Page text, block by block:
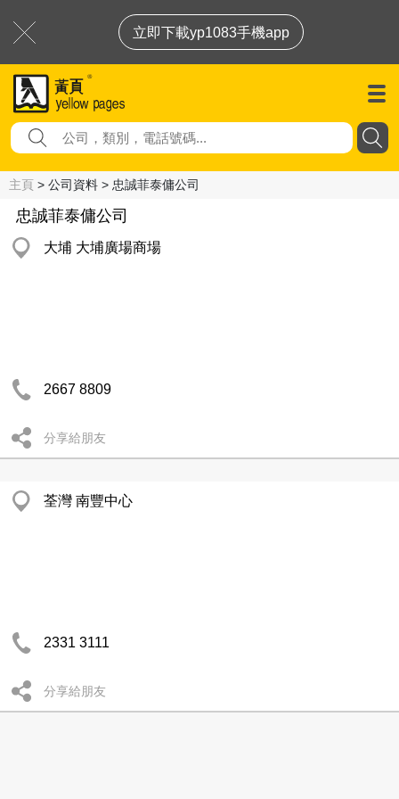
立即下載yp1083手機app
主頁 > 公司資料 > 忠誠菲泰傭公司
忠誠菲泰傭公司
大埔 大埔廣場商場
2667 8809
分享給朋友
荃灣 南豐中心
2331 3111
分享給朋友